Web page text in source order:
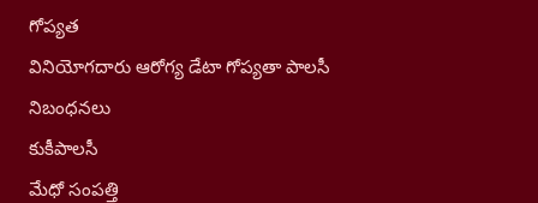
గోప్యత
వినియోగదారు ఆరోగ్య డేటా గోప్యతా పాలసీ
నిబంధనలు
కుకీపాలసీ
మేధో సంపత్తి